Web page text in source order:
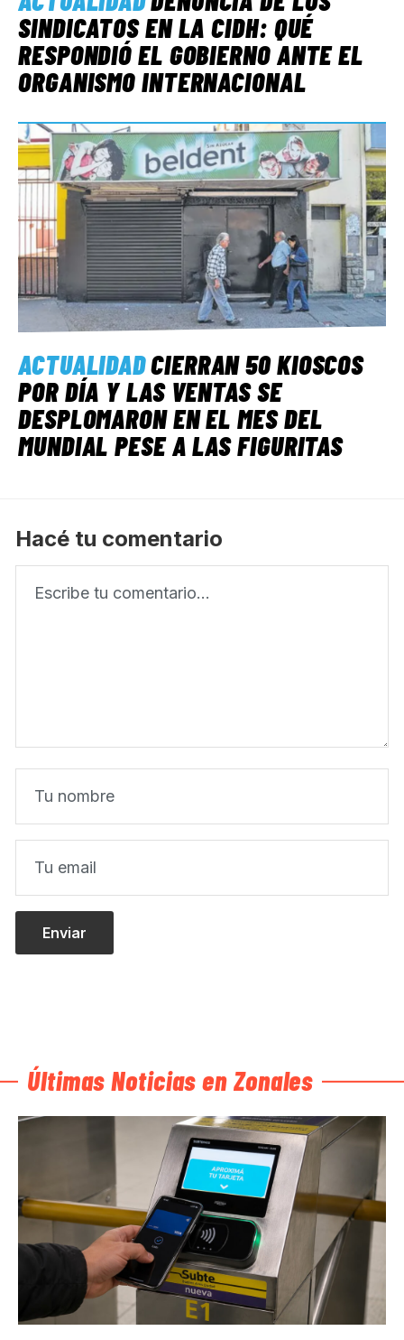
SINDICATOS EN LA CIDH: QUÉ
RESPONDIÓ EL GOBIERNO ANTE EL
ORGANISMO INTERNACIONAL
ACTUALIDADCIERRAN 50 KIOSCOS
POR DÍA Y LAS VENTAS SE
DESPLOMARON EN EL MES DEL
MUNDIAL PESE A LAS FIGURITAS
Hacé tu comentario
Últimas Noticias en Zonales